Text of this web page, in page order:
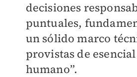
decisiones
puntuales,
un sólido marco
provistas de
humano”.